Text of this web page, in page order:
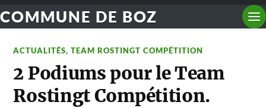
COMMUNE DE BOZ
ACTUALITÉS,TEAM ROSTINGT COMPÉTITION
2 Podiums pour le Team
Rostingt Compétition.